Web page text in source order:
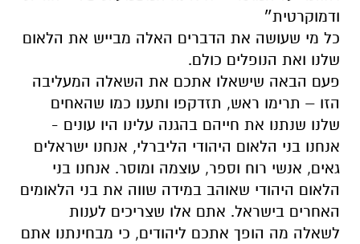
ודמוקרטית״
כל מי שעושה את הדברים האלה מבייש את הלאום
שלנו ואת הנופלים כולם.
פעם הבאה שישאלו אתכם את השאלה המעליבה
הזו – תרימו ראש, תזדקפו ותענו כמו שהאחים
שלנו שנתנו את חייהם בהגנה עלינו היו עונים -
אנחנו בני הלאום היהודי הליברלי, אנחנו ישראלים
גאים, אנשי רוח וספר, עוצמה ומוסר. אנחנו בני
הלאום היהודי שאוהב במידה שווה את בני הלאומים
האחרים בישראל. אתם אלו שצריכים לענות
לשאלה מה הופך אתכם ליהודים, כי מבחינתנו אתם